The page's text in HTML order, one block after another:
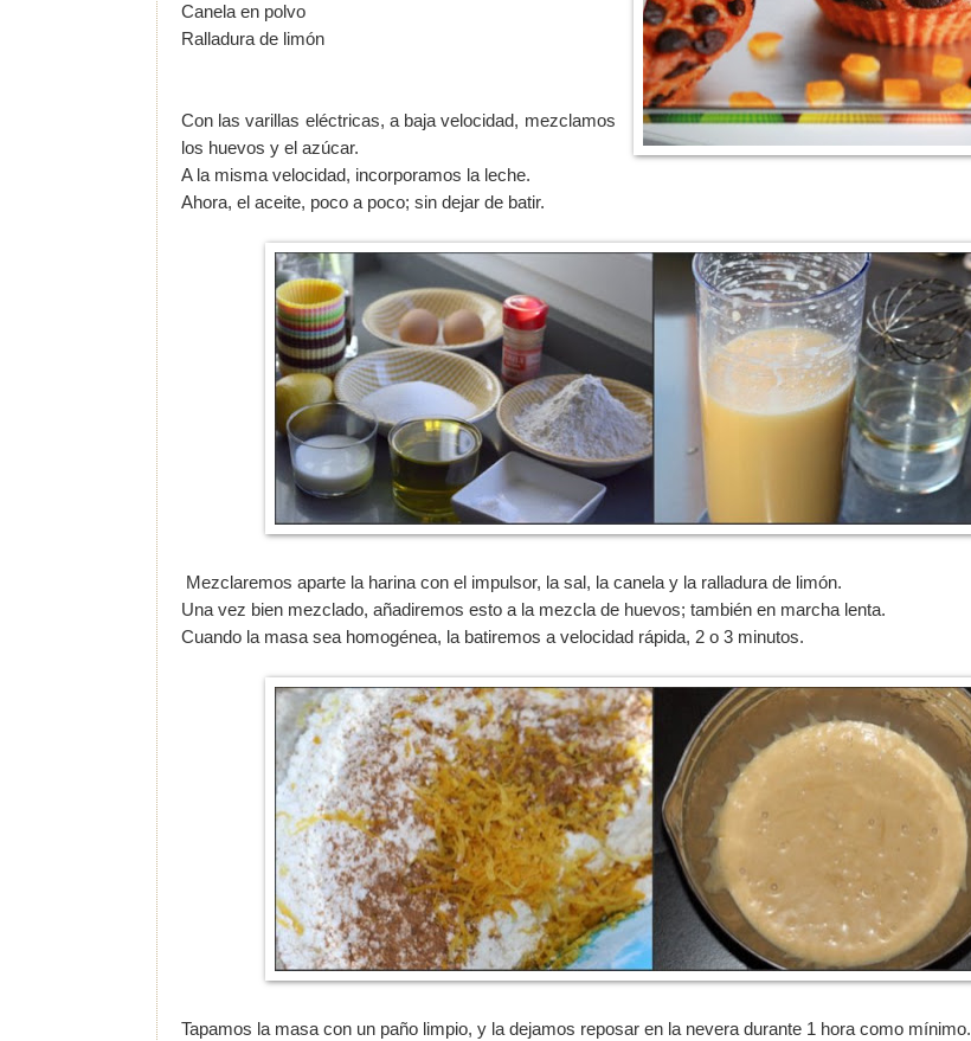
Canela en polvo
Ralladura de limón
Con las varillas eléctricas, a baja velocidad, mezclamos
los huevos y el azúcar.
A la misma velocidad, incorporamos la leche.
Ahora, el aceite, poco a poco; sin dejar de batir.
Mezclaremos aparte la harina con el impulsor, la sal, la canela y la ralladura de limón.
Una vez bien mezclado, añadiremos esto a la mezcla de huevos; también en marcha lenta.
Cuando la masa sea homogénea, la batiremos a velocidad rápida, 2 o 3 minutos.
Tapamos la masa con un paño limpio, y la dejamos reposar en la nevera durante 1 hora como mínimo.